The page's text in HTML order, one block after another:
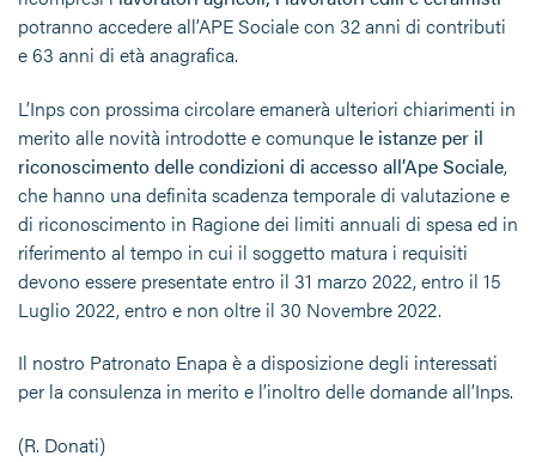
potranno accedere all’APE Sociale con 32 anni di contributi
e 63 anni di età anagrafica.
L’Inps con prossima circolare emanerà ulteriori chiarimenti in
merito alle novità introdotte e comunque le istanze per il
riconoscimento delle condizioni di accesso all’Ape Sociale,
che hanno una definita scadenza temporale di valutazione e
di riconoscimento in Ragione dei limiti annuali di spesa ed in
riferimento al tempo in cui il soggetto matura i requisiti
devono essere presentate entro il 31 marzo 2022, entro il 15
Luglio 2022, entro e non oltre il 30 Novembre 2022.
Il nostro Patronato Enapa è a disposizione degli interessati
per la consulenza in merito e l’inoltro delle domande all’Inps.
(R. Donati)